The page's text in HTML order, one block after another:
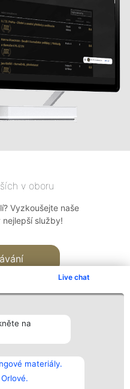
Live chat
na
materiály.
v oboru
Vyzkoušejte naše
služby!
Kontakt